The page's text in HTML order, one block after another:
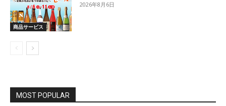
商品サービス
2026年8月6日
MOST POPULAR